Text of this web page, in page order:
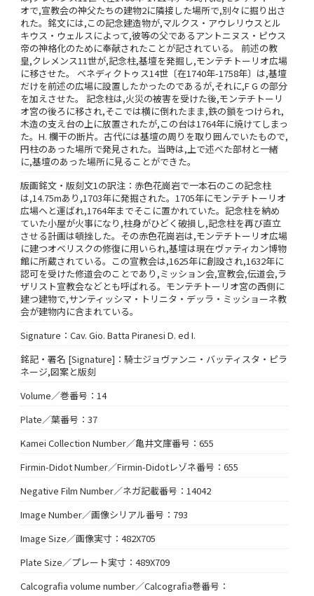
オで,宣教会の神父たちの建物2に隣接した場所で,別々に掘り出さ
れた。銘文には,この記念建造物が,マルクス・アウレリウスとル
キウス・ウェルスによって,彼等の父であるアントニヌス・ピウス
帝の神格化のために奉献されたことが記されている。 前述の教
皇,クレメンス11世が,記念柱,基壇を発掘し,モンテチトーリオ広場
に移させた。 ベネディクトゥス14世〔在1740年-1758年〕は,基壇
だけを前述の広場に設置したかったのであるが,それに,F G の部分
を加えさせた。 記念柱は,火災の被害を受けた後,モンテチトーリ
オ宮の後ろに移され,そこでは横に倒れたまま,鉄の鎖をつけられ,
木造の支え台の上に放置されたが,この台は1764年に焼けてしまっ
た。H. 欄干の断片。古代には基壇の周りを取り囲んでいたもので,
円柱のあった場所で発見された。当時は,上で述べた部材と一緒
に,基壇のあった場所に見ることができた。
版画銘文・版刻文1の訳注：赤色花崗岩で一本石のこの記念柱
は,14.75mあり,1703年に発掘された。1705年にモンテチトーリオ
広場ヘと運ばれ,1764年までそこに置かれていた。記念柱を納め
ていた小屋が火事になり,柱身がひどく破損し,記念柱を再び直立
させる計画は頓挫した。その赤色花崗岩は,モンテチトーリオ広場
に建つオベリスクの修復に用いられ,基壇は現在ヴァティカン博物
館に所蔵されている。この宣教会は,1625年に創設され,1632年に
認可を受けた修道会のことであり,ミッション会,宣教会,伝道会,ラ
ザリスト宣教会などとも呼ばれる。モンテチトーリオ宮の西側に
建つ建物で,サンティッシマ・トリニタ・デッラ・ミッショーネ教
会が建物内に含まれている。
Signature：Cav. Gio. Batta Piranesi D. ed I.
銘記・署名 [Signature]：騎士ジョヴァンニ・バッティスタ・ピラ
ネージ,図案と版刻
Volume／巻番号：14
Plate／葉番号：37
Kamei Collection Number／亀井文庫番号：655
Firmin-Didot Number／Firmin-Didotレゾネ番号：655
Negative Film Number／ネガ記載番号：14042
Image Number／画像シリアル番号：793
Image Size／画像実寸：482X705
Plate Size／プレート実寸：489X709
Calcografia volume number／Calcografia巻番号：